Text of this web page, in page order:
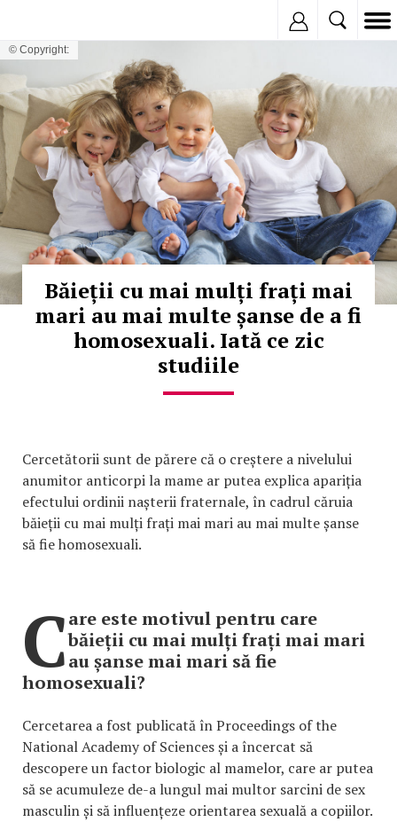
© Copyright:
Băieții cu mai mulți frați mai
mari au mai multe șanse de a fi
homosexuali. Iată ce zic
studiile
Cercetătorii sunt de părere că o creștere a nivelului
anumitor anticorpi la mame ar putea explica apariția
efectului ordinii nașterii fraternale, în cadrul căruia
băieții cu mai mulți frați mai mari au mai multe șanse
să fie homosexuali.
Care este motivul pentru care
băieții cu mai mulți frați mai mari
au șanse mai mari să fie
homosexuali?
Cercetarea a fost publicată în Proceedings of the
National Academy of Sciences și a încercat să
descopere un factor biologic al mamelor, care ar putea
să se acumuleze de-a lungul mai multor sarcini de sex
masculin și să influențeze orientarea sexuală a copiilor.